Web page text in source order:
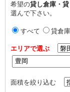
希望の貸し倉庫・
選んで下さい。
すべて 貸倉庫
エリアで選ぶ
面積を絞り込む